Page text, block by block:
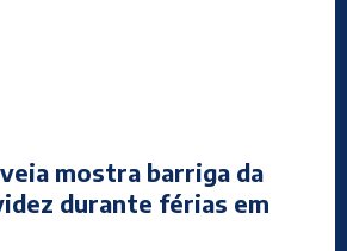
mostra barriga da
durante férias em